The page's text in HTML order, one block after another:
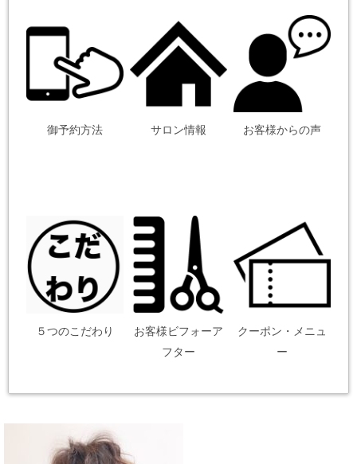
御予約方法 サロン情報 お客様からの声
５つのこだわり
お客様ビフォーア
フター
クーポン・メニュ
ー